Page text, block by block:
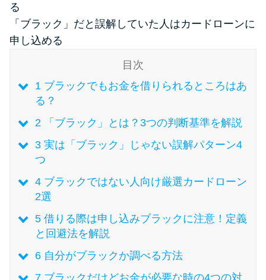
種類や特徴で探す
の理由
種類・特徴別一覧
今月の家賃払えない…2ヵ月目に
る
「ブラック」だと誤解していた人はカードローンに
申し込める
目次
1ブラックでもお金を借りられるところはあ
る？
2「ブラック」とは？3つの判断基準を解説
3実は「ブラック」じゃない誤解パターン4
つ
4ブラックではない人向け厳選カードローン
2選
5借りる際は申し込みブラックに注意！定義
と回避法を解説
6自分がブラックか調べる方法